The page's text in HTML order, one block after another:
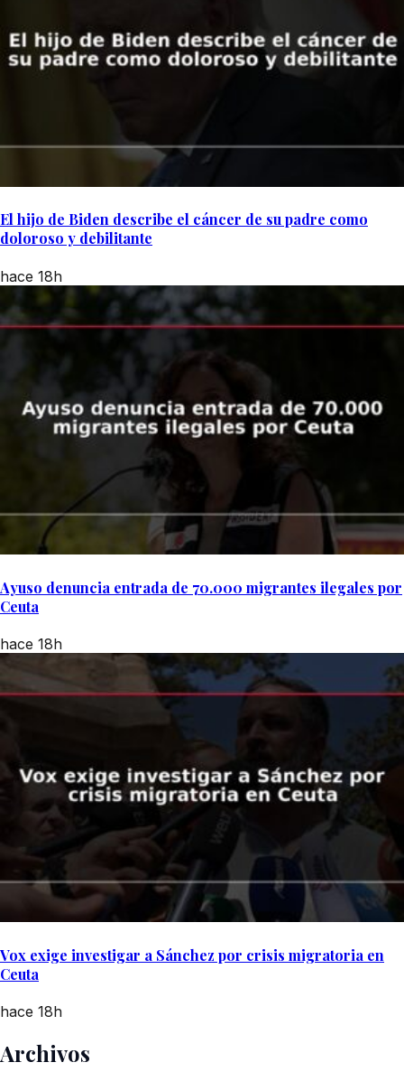
El hijo de Biden describe el cáncer de su padre como
doloroso y debilitante
hace 18h
Ayuso denuncia entrada de 70.000 migrantes ilegales por
Ceuta
hace 18h
Vox exige investigar a Sánchez por crisis migratoria en
Ceuta
hace 18h
Archivos